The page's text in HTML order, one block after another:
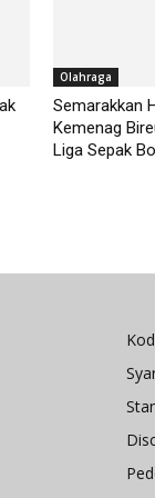
Olahraga
Semarakkan
Kemenag
Liga Sepak